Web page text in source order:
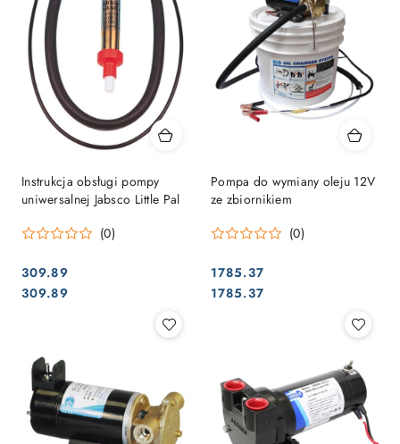
Instrukcja obsługi pompy
uniwersalnej Jabsco Little Pal
(0)
Cena:
309.89
Cena:
309.89
Pompa do wymiany oleju 12V
ze zbiornikiem
(0)
Cena:
1785.37
Cena:
1785.37